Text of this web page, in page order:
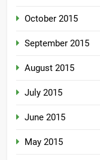
October 2015
September 2015
August 2015
July 2015
June 2015
May 2015